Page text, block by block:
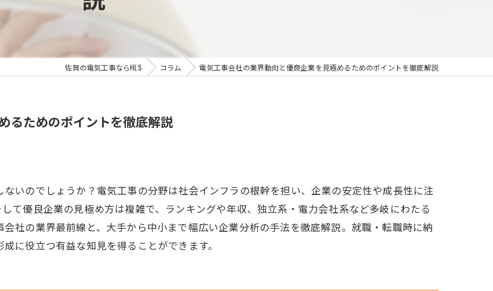
佐賀の電気工事ならHLS コラム 電気工事会社の業界動向と優良企業を見極めるためのポイントを徹底解説
るためのポイントを徹底解説
いのでしょうか？電気工事の分野は社会インフラの根幹を担い、企業の安定性や成長性に注
て優良企業の見極め方は複雑で、ランキングや年収、独立系・電力会社系など多岐にわたる
社の業界最前線と、大手から中小まで幅広い企業分析の手法を徹底解説。就職・転職時に納
に役立つ有益な知見を得ることができます。